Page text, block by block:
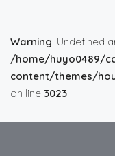
Warning: Undefined
/home/huyo0489/
content/themes/
on line 3023